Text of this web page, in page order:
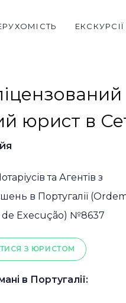
ЕКСКУРСІЇ
юрист в
та Агентів з
в Португалії
de Execução) №8637
З ЮРИСТОМ
в Португалії: